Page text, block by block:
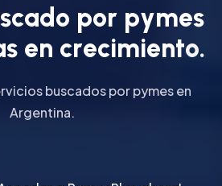
scado por pymes
s en crecimiento.
buscados por pymes en
Argentina.